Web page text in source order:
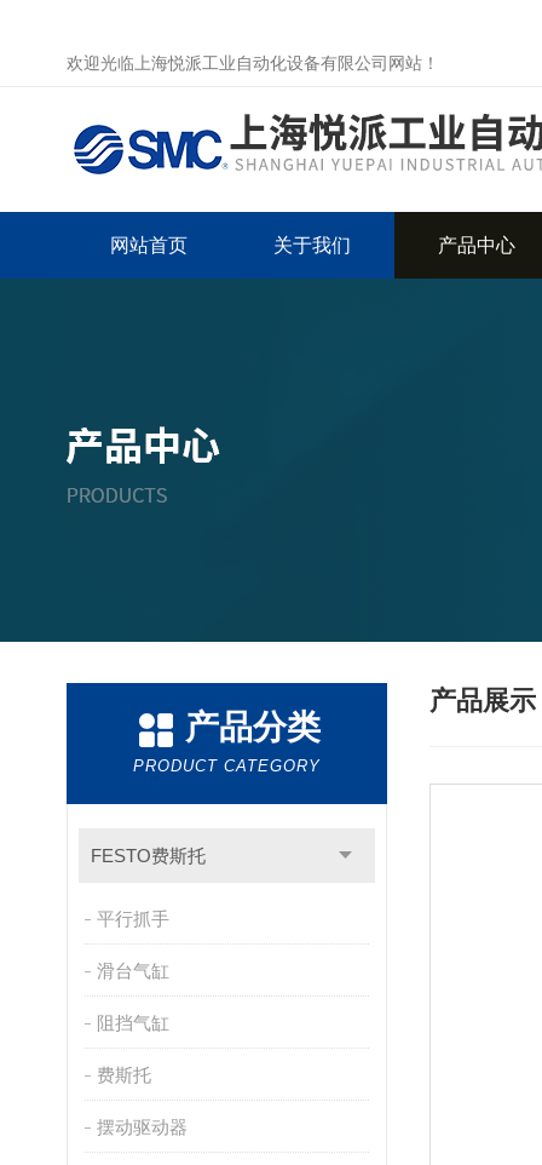
欢迎光临上海悦派工业自动化设备有限公司网站！
网站首页 关于我们 产品中心
产品分类
PRODUCT CATEGORY
FESTO费斯托
平行抓手
滑台气缸
阻挡气缸
费斯托
摆动驱动器
产品展示